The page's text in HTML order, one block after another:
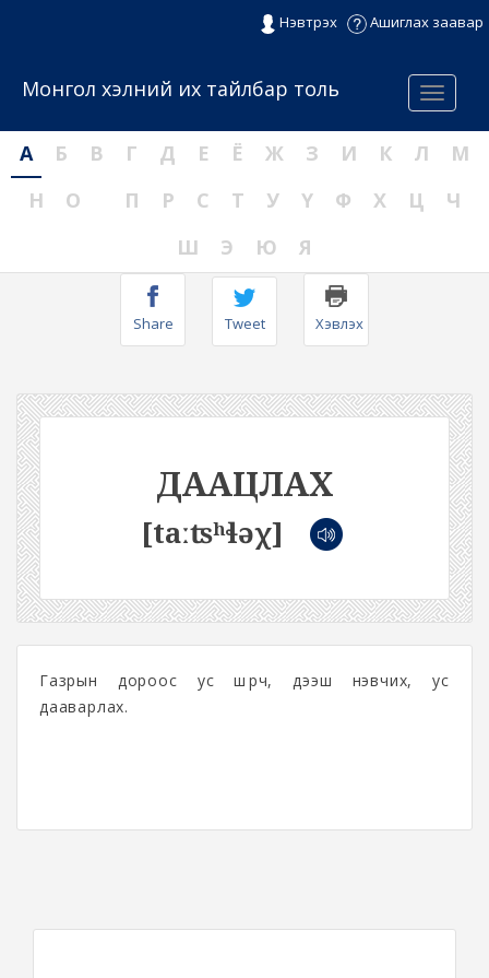
Нэвтрэх Ашиглах заавар
Menu
Монгол хэлний их тайлбар толь
А Б В Г Д Е Ё Ж З И К Л
М
Н
О П Р С Т У Ү Ф Х Ц
Ч
Ш
Э Ю Я
Share Tweet Хэвлэх
ДААЦЛАХ
[taːʦʰɬəχ]
Газрын дороос ус шүүрч, дээш нэвчих, ус
дааварлах.